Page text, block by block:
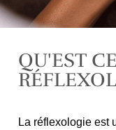
QU'EST
La réflexologie est